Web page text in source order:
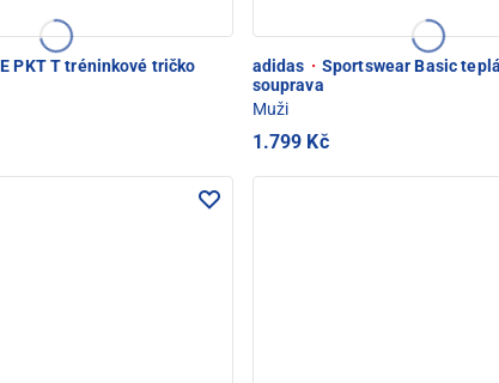
PKT T tréninkové tričko adidas · Sportswear Basic
souprava
Muži
1.799 Kč